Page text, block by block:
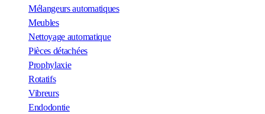
Mélangeurs automatiques
Meubles
Nettoyage automatique
Pièces détachées
Prophylaxie
Rotatifs
Vibreurs
Endodontie